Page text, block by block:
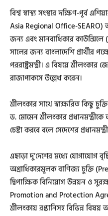
বিশ্ব স্বাস্থ্য সংস্থার দক্ষিণ-পূর্ব
Asia Regional Office-
জন্য এবং মানবাধিকার
সালের জন্য বাংলাদেশি প্রার্থীর
পররাষ্ট্রমন্ত্রী। এ বিষয়ে
রাজাপাকসে উল্লেখ করেন।
শ্রীলংকার সাথে স্বাক্ষরিত কিছু
ড. মোমেন শ্রীলংকার
চেষ্টা করবে বলে সেদেশের
এছাড়া দু’দেশের মধ্যে যোগাযোগ
অগ্রাধিকারমূলক বাণিজ্য চুক্তি
দ্বিপাক্ষিক বিনিয়োগ উন্নয়ন ও
Promotion and Protection
শ্রীলংকায় রপ্তানিসহ বিভিন্ন